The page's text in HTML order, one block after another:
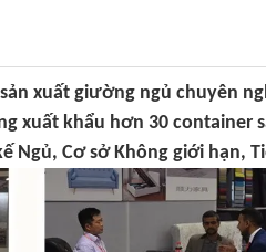
xuất giường ngủ chuyên
xuất khẩu hơn 30 container
Ngủ, Cơ sở Không giới hạn,